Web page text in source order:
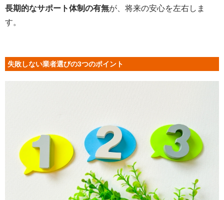
長期的なサポート体制の有無が、将来の安心を左右しま
す。
失敗しない業者選びの3つのポイント